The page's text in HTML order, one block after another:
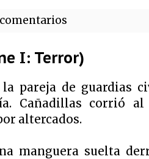
I: Terror)
la pareja de guardias
Cañadillas corrió
altercados.
manguera suelta